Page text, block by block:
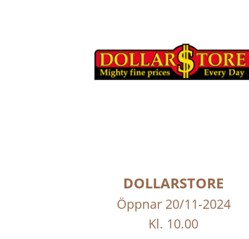
DOLLARSTORE
Öppnar 20/11-2024
Kl. 10.00